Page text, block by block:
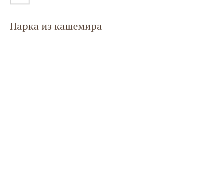
Парка из кашемира